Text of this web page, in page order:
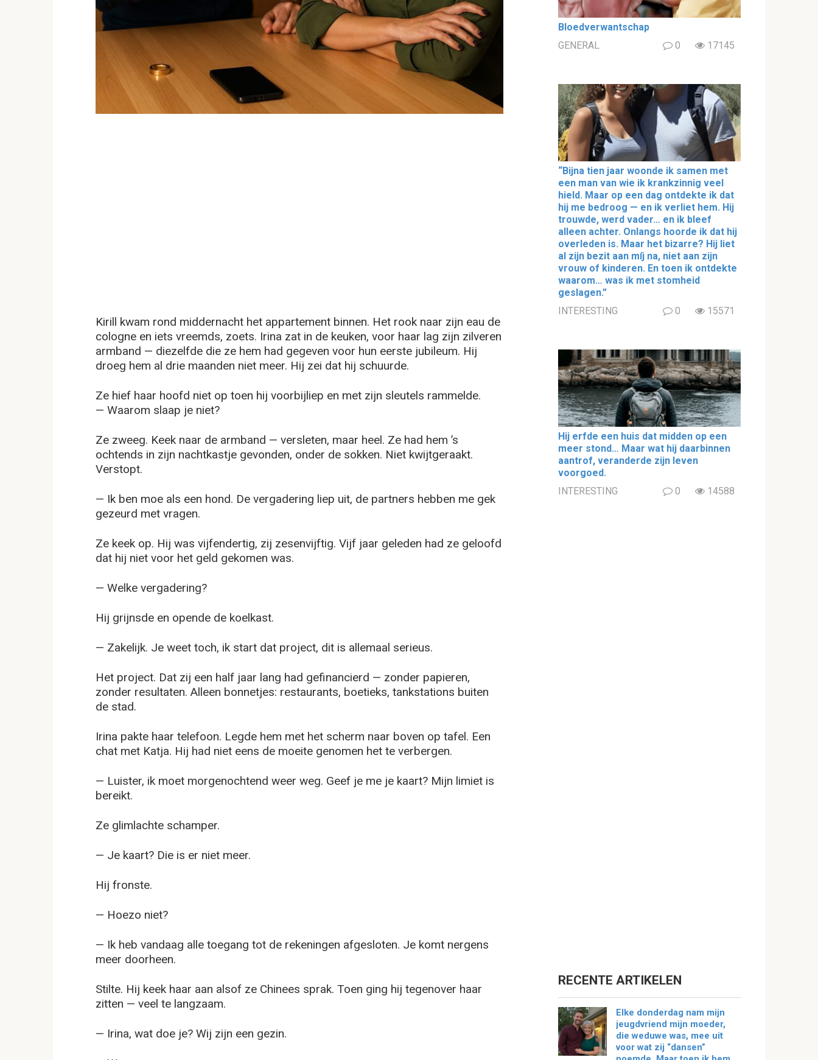
Kirill kwam rond middernacht het appartement binnen. Het rook naar zijn eau de
cologne en iets vreemds, zoets. Irina zat in de keuken, voor haar lag zijn zilveren
armband — diezelfde die ze hem had gegeven voor hun eerste jubileum. Hij
droeg hem al drie maanden niet meer. Hij zei dat hij schuurde.
Ze hief haar hoofd niet op toen hij voorbijliep en met zijn sleutels rammelde.
— Waarom slaap je niet?
Ze zweeg. Keek naar de armband — versleten, maar heel. Ze had hem ’s
ochtends in zijn nachtkastje gevonden, onder de sokken. Niet kwijtgeraakt.
Verstopt.
— Ik ben moe als een hond. De vergadering liep uit, de partners hebben me gek
gezeurd met vragen.
Ze keek op. Hij was vijfendertig, zij zesenvijftig. Vijf jaar geleden had ze geloofd
dat hij niet voor het geld gekomen was.
— Welke vergadering?
Hij grijnsde en opende de koelkast.
— Zakelijk. Je weet toch, ik start dat project, dit is allemaal serieus.
Het project. Dat zij een half jaar lang had gefinancierd — zonder papieren,
zonder resultaten. Alleen bonnetjes: restaurants, boetieks, tankstations buiten
de stad.
Irina pakte haar telefoon. Legde hem met het scherm naar boven op tafel. Een
chat met Katja. Hij had niet eens de moeite genomen het te verbergen.
— Luister, ik moet morgenochtend weer weg. Geef je me je kaart? Mijn limiet is
bereikt.
Ze glimlachte schamper.
— Je kaart? Die is er niet meer.
Hij fronste.
— Hoezo niet?
— Ik heb vandaag alle toegang tot de rekeningen afgesloten. Je komt nergens
meer doorheen.
Stilte. Hij keek haar aan alsof ze Chinees sprak. Toen ging hij tegenover haar
zitten — veel te langzaam.
— Irina, wat doe je? Wij zijn een gezin.
Bloedverwantschap
GENERAL
0 17145
“Bijna tien jaar woonde ik samen met
een man van wie ik krankzinnig veel
hield. Maar op een dag ontdekte ik dat
hij me bedroog — en ik verliet hem. Hij
trouwde, werd vader… en ik bleef
alleen achter. Onlangs hoorde ik dat hij
overleden is. Maar het bizarre? Hij liet
al zijn bezit aan míj na, niet aan zijn
vrouw of kinderen. En toen ik ontdekte
waarom… was ik met stomheid
geslagen.”
INTERESTING
0 15571
Hij erfde een huis dat midden op een
meer stond… Maar wat hij daarbinnen
aantrof, veranderde zijn leven
voorgoed.
INTERESTING
0 14588
RECENTE ARTIKELEN
Elke donderdag nam mijn
jeugdvriend mijn moeder,
die weduwe was, mee uit
voor wat zij “dansen”